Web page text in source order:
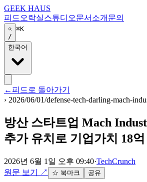
GEEK HAUS
피드 오락실스튜디오문서 소개 문의
/
⌘K
한국어
← 피드로 돌아가기
› 2026/06/01/defense-tech-darling-mach-
방산 스타트업 Mach
추가 유치로 기업가치 18
2026년 6월 1일 오후 09:40·TechCrunch
원문 보기
↗ ☆ 북마크 공유